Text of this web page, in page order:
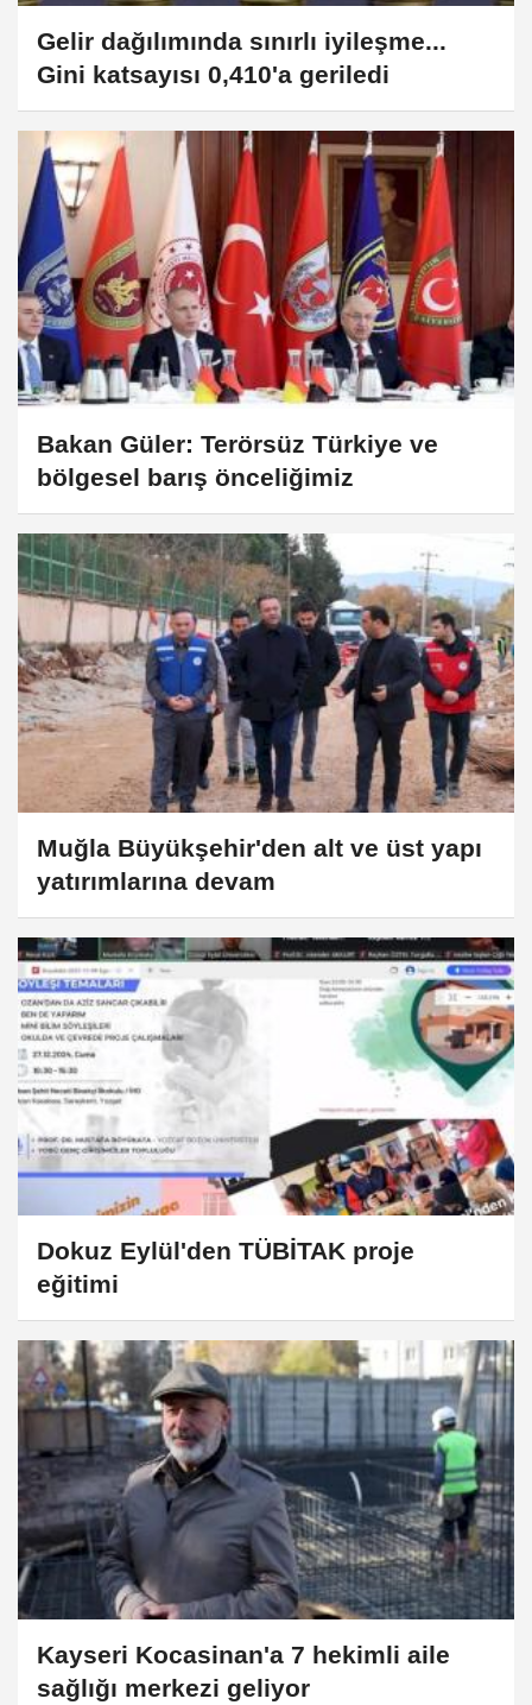
Gelir dağılımında sınırlı iyileşme...
Gini katsayısı 0,410'a geriledi
Bakan Güler: Terörsüz Türkiye ve
bölgesel barış önceliğimiz
Muğla Büyükşehir'den alt ve üst yapı
yatırımlarına devam
Dokuz Eylül'den TÜBİTAK proje
eğitimi
Kayseri Kocasinan'a 7 hekimli aile
sağlığı merkezi geliyor